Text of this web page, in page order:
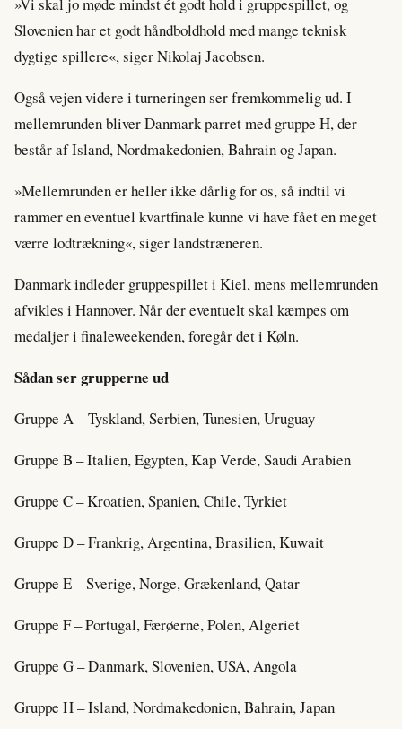
»Vi skal jo møde mindst ét godt hold i gruppespillet, og
Slovenien har et godt håndboldhold med mange teknisk
dygtige spillere«, siger Nikolaj Jacobsen.
Også vejen videre i turneringen ser fremkommelig ud. I
mellemrunden bliver Danmark parret med gruppe H, der
består af Island, Nordmakedonien, Bahrain og Japan.
»Mellemrunden er heller ikke dårlig for os, så indtil vi
rammer en eventuel kvartfinale kunne vi have fået en meget
værre lodtrækning«, siger landstræneren.
Danmark indleder gruppespillet i Kiel, mens mellemrunden
afvikles i Hannover. Når der eventuelt skal kæmpes om
medaljer i finaleweekenden, foregår det i Køln.
Sådan ser grupperne ud
Gruppe A – Tyskland, Serbien, Tunesien, Uruguay
Gruppe B – Italien, Egypten, Kap Verde, Saudi Arabien
Gruppe C – Kroatien, Spanien, Chile, Tyrkiet
Gruppe D – Frankrig, Argentina, Brasilien, Kuwait
Gruppe E – Sverige, Norge, Grækenland, Qatar
Gruppe F – Portugal, Færøerne, Polen, Algeriet
Gruppe G – Danmark, Slovenien, USA, Angola
Gruppe H – Island, Nordmakedonien, Bahrain, Japan